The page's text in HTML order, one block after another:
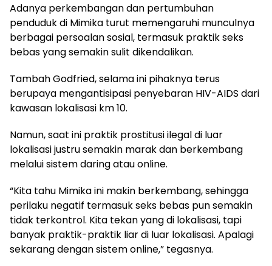
Adanya perkembangan dan pertumbuhan
penduduk di Mimika turut memengaruhi munculnya
berbagai persoalan sosial, termasuk praktik seks
bebas yang semakin sulit dikendalikan.
Tambah Godfried, selama ini pihaknya terus
berupaya mengantisipasi penyebaran HIV-AIDS dari
kawasan lokalisasi km 10.
Namun, saat ini praktik prostitusi ilegal di luar
lokalisasi justru semakin marak dan berkembang
melalui sistem daring atau online.
“Kita tahu Mimika ini makin berkembang, sehingga
perilaku negatif termasuk seks bebas pun semakin
tidak terkontrol. Kita tekan yang di lokalisasi, tapi
banyak praktik-praktik liar di luar lokalisasi. Apalagi
sekarang dengan sistem online,” tegasnya.